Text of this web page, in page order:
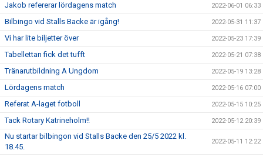
Jakob refererar lördagens match 2022-06-01 06:33
Bilbingo vid Stalls Backe är igång! 2022-05-31 11:37
Vi har lite biljetter över 2022-05-23 17:39
Tabellettan fick det tufft 2022-05-21 07:38
Tränarutbildning A Ungdom 2022-05-19 13:28
Lördagens match 2022-05-16 07:00
Referat A-laget fotboll 2022-05-15 10:25
Tack Rotary Katrineholm!! 2022-05-12 20:39
Nu startar bilbingon vid Stalls Backe den 25/5 2022 kl.
18.45.
2022-05-11 12:22